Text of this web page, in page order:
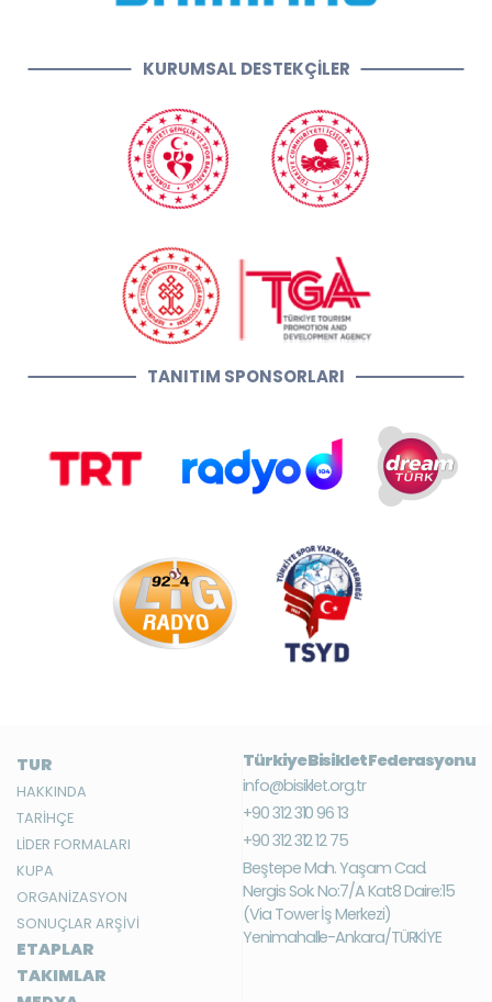
KURUMSAL DESTEKÇİLER
TANITIM SPONSORLARI
TUR
HAKKINDA
TARİHÇE
LİDER FORMALARI
KUPA
ORGANİZASYON
SONUÇLAR ARŞİVİ
ETAPLAR
TAKIMLAR
Türkiye Bisiklet Federasyonu
info@bisiklet.org.tr
+90 312 310 96 13
+90 312 312 12 75
Beştepe Mah. Yaşam Cad.
Nergis Sok. No:7/A Kat:8 Daire:15
(Via Tower İş Merkezi)
Yenimahalle-Ankara/TÜRKİYE